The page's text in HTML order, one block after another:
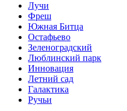
Лучи
Фреш
Южная Битца
Остафьево
Зеленоградский
Люблинский парк
Инновация
Летний сад
Галактика
Ручьи